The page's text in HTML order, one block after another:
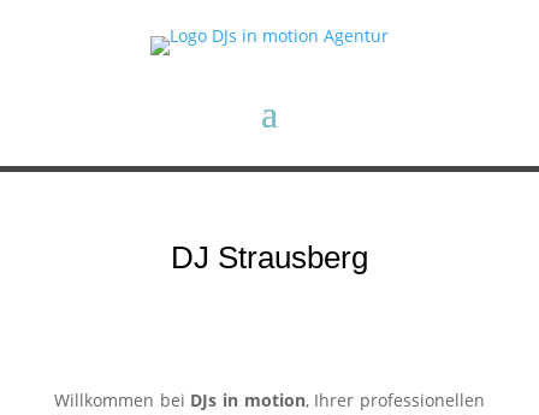
DJ Strausberg
Willkommen bei DJs in motion, Ihrer professionellen